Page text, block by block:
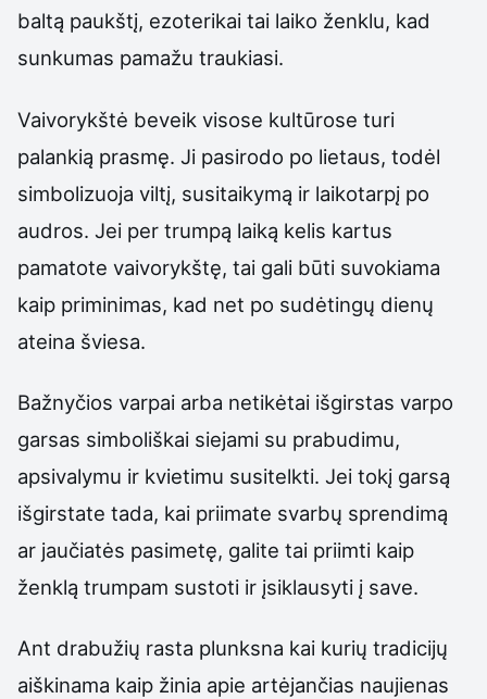
baltą paukštį, ezoterikai tai laiko ženklu, kad
sunkumas pamažu traukiasi.
Vaivorykštė beveik visose kultūrose turi
palankią prasmę. Ji pasirodo po lietaus, todėl
simbolizuoja viltį, susitaikymą ir laikotarpį po
audros. Jei per trumpą laiką kelis kartus
pamatote vaivorykštę, tai gali būti suvokiama
kaip priminimas, kad net po sudėtingų dienų
ateina šviesa.
Bažnyčios varpai arba netikėtai išgirstas varpo
garsas simboliškai siejami su prabudimu,
apsivalymu ir kvietimu susitelkti. Jei tokį garsą
išgirstate tada, kai priimate svarbų sprendimą
ar jaučiatės pasimetę, galite tai priimti kaip
ženklą trumpam sustoti ir įsiklausyti į save.
Ant drabužių rasta plunksna kai kurių tradicijų
aiškinama kaip žinia apie artėjančias naujienas